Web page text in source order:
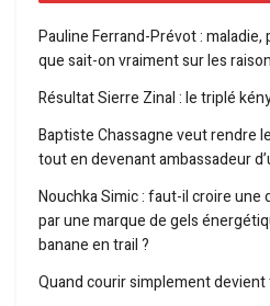
Pauline Ferrand-Prévot :
que sait-on vraiment sur les
Résultat Sierre Zinal : le triplé
Baptiste Chassagne veut rendre
tout en devenant ambassadeur
Nouchka Simic : faut-il croire
par une marque de gels
banane en trail ?
Quand courir simplement